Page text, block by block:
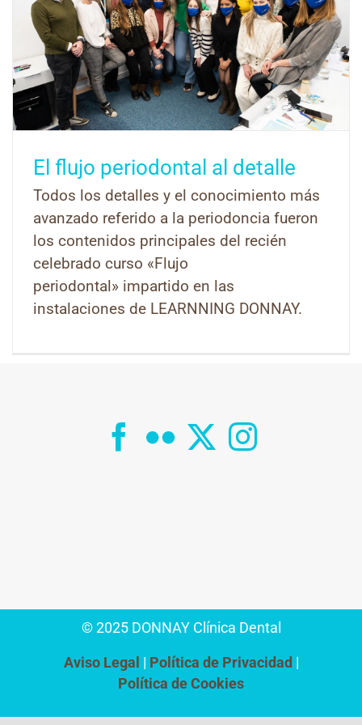
El flujo periodontal al detalle
Todos los detalles y el conocimiento más
avanzado referido a la periodoncia fueron
los contenidos principales del recién
celebrado curso «Flujo
periodontal» impartido en las
instalaciones de LEARNNING DONNAY.
© 2025 DONNAY Clínica Dental
Aviso Legal
Política de Privacidad
Política de Cookies